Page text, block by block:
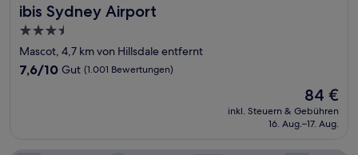
ibis Sydney Airport
ibis Sydney Airport
3.5-
Sterne-
Unterkunft
Mascot, 4,7 km von Hillsdale entfernt
7.6
7,6/10 Gut (1.001 Bewertungen)
Der
Preis
beträgt
84 €
inkl. Steuern & Gebühren
16. Aug.–17. Aug.